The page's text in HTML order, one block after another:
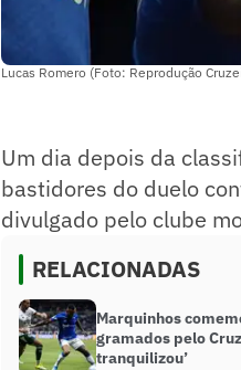
Lucas Romero (Foto: Reprodução
Um dia depois da
bastidores do duelo
divulgado pelo clube
RELACIONADAS
Marquinhos
gramados pelo
tranquilizou’